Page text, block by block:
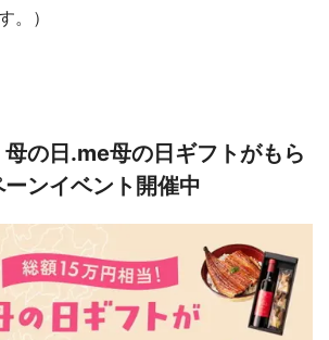
。）
母の日.me母の日ギフトがもら
ンイベント開催中